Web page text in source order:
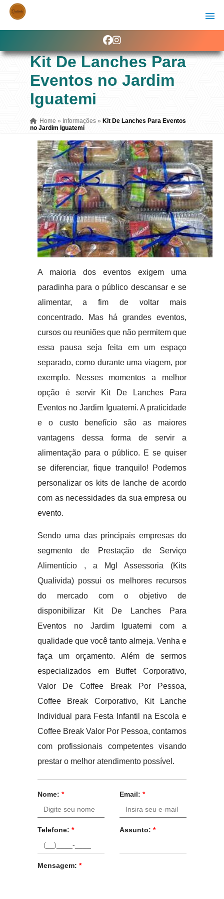
Kit De Lanches Para
Eventos no Jardim
Iguatemi
Home » Informações » Kit De Lanches Para Eventos
no Jardim Iguatemi
A maioria dos eventos exigem uma
paradinha para o público descansar e se
alimentar, a fim de voltar mais
concentrado. Mas há grandes eventos,
cursos ou reuniões que não permitem que
essa pausa seja feita em um espaço
separado, como durante uma viagem, por
exemplo. Nesses momentos a melhor
opção é servir Kit De Lanches Para
Eventos no Jardim Iguatemi. A praticidade
e o custo benefício são as maiores
vantagens dessa forma de servir a
alimentação para o público. E se quiser
se diferenciar, fique tranquilo! Podemos
personalizar os kits de lanche de acordo
com as necessidades da sua empresa ou
evento.
Sendo uma das principais empresas do
segmento de Prestação de Serviço
Alimentício , a Mgl Assessoria (Kits
Qualivida) possui os melhores recursos
do mercado com o objetivo de
disponibilizar Kit De Lanches Para
Eventos no Jardim Iguatemi com a
qualidade que você tanto almeja. Venha e
faça um orçamento. Além de sermos
especializados em Buffet Corporativo,
Valor De Coffee Break Por Pessoa,
Coffee Break Corporativo, Kit Lanche
Individual para Festa Infantil na Escola e
Coffee Break Valor Por Pessoa, contamos
com profissionais competentes visando
prestar o melhor atendimento possível.
Nome: * Email: *
Telefone: * Assunto: *
Mensagem: *